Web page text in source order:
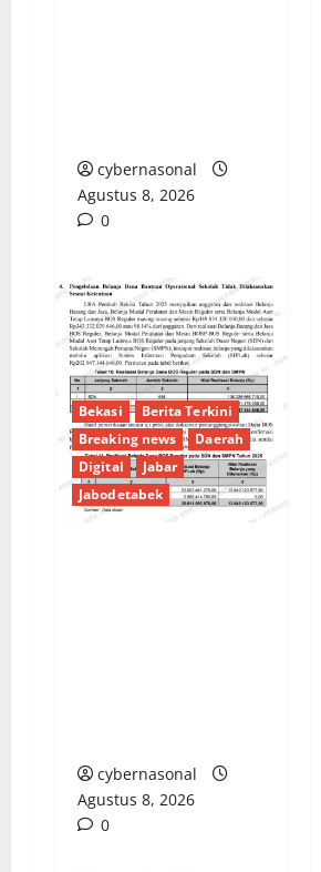
cybernasonal
Agustus 8, 2026
0
Bekasi
Berita Terkini
Breaking news
Daerah
Digital
Jabar
Jabodetabek
cybernasonal
Agustus 8, 2026
0